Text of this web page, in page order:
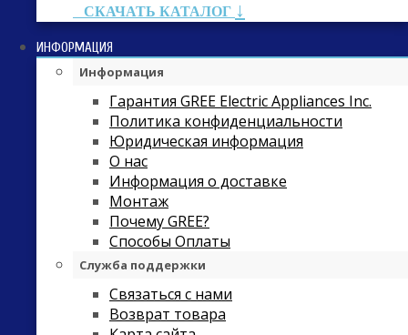
СКАЧАТЬ КАТАЛОГ ↓
ИНФОРМАЦИЯ
Информация
Гарантия GREE Electric Appliances Inc.
Политика конфиденциальности
Юридическая информация
О нас
Информация о доставке
Монтаж
Почему GREE?
Способы Оплаты
Служба поддержки
Связаться с нами
Возврат товара